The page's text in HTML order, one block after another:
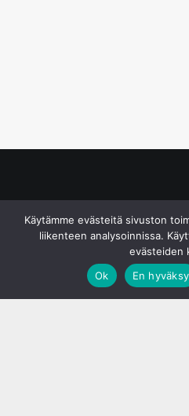
Käytämme evästeitä sivuston
liikenteen analysoinnissa.
evästeiden
Ok
En hyväksy